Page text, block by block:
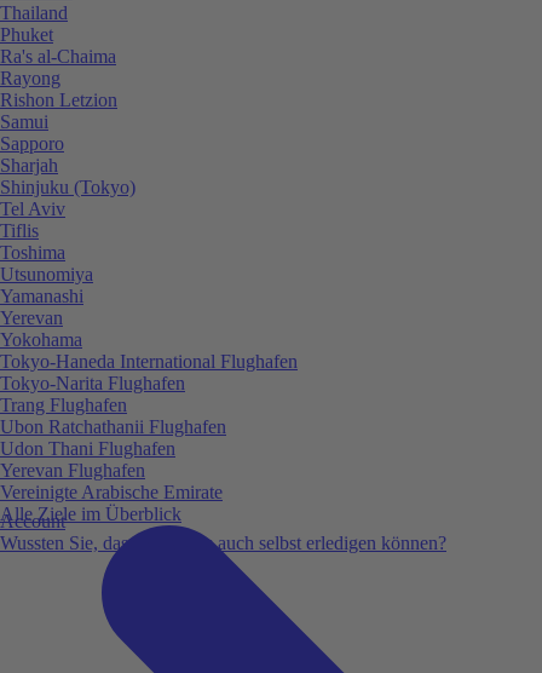
Account
Wussten Sie, dass Sie vieles auch selbst erledigen können?
Thailand
Phuket
Ra's al-Chaima
Rayong
Rishon Letzion
Samui
Sapporo
Sharjah
Shinjuku (Tokyo)
Tel Aviv
Tiflis
Toshima
Utsunomiya
Yamanashi
Yerevan
Yokohama
Tokyo-Haneda International Flughafen
Tokyo-Narita Flughafen
Trang Flughafen
Ubon Ratchathanii Flughafen
Udon Thani Flughafen
Yerevan Flughafen
Vereinigte Arabische Emirate
Alle Ziele im Überblick